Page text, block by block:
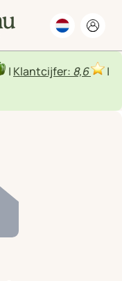
| Klantcijfer: 8,6
|